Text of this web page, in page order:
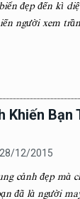
đẹp đến kì
người xem
Khiến Bạn
28/12/2015
cảnh đẹp mà
đã là người